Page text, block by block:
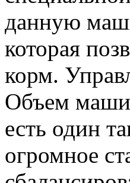
данную
которая
корм.
Объем
есть один
огромное